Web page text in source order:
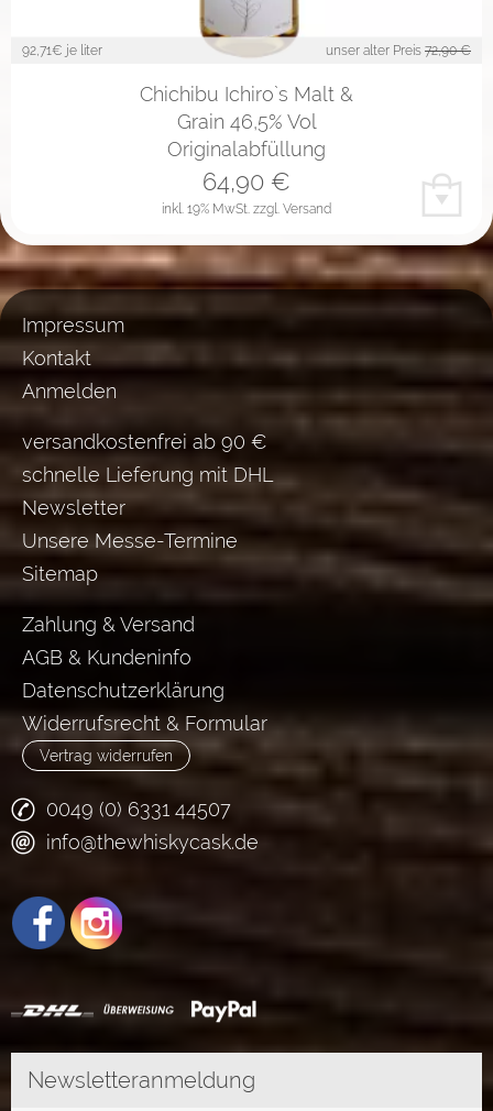
92,71€ je liter unser alter Preis 72,90 €
Chichibu Ichiro`s Malt &
Grain 46,5% Vol
Originalabfüllung
inkl. 19% MwSt. zzgl. Versand
64,90 €
Impressum
Kontakt
Anmelden
versandkostenfrei ab 90 €
schnelle Lieferung mit DHL
Newsletter
Unsere Messe-Termine
Sitemap
Zahlung & Versand
AGB & Kundeninfo
Datenschutzerklärung
Widerrufsrecht & Formular
Vertrag widerrufen
0049 (0) 6331 44507
info@thewhiskycask.de